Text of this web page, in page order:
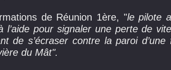
de Réunion 1ère, "le pilote
l’aide pour signaler une perte de
de s’écraser contre la paroi
du Mât".